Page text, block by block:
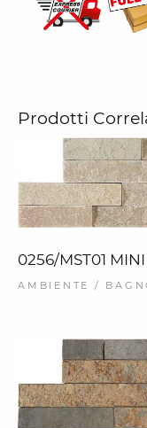
Prodotti
0256/MST01
AMBIENTE /